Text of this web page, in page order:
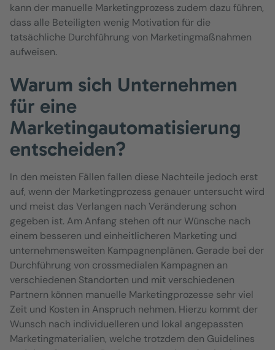
kann der manuelle Marketingprozess zudem dazu führen,
dass alle Beteiligten wenig Motivation für die
tatsächliche Durchführung von Marketingmaßnahmen
aufweisen.
Warum sich Unternehmen
für eine
Marketingautomatisierung
entscheiden?
In den meisten Fällen fallen diese Nachteile jedoch erst
auf, wenn der Marketingprozess genauer untersucht wird
und meist das Verlangen nach Veränderung schon
gegeben ist. Am Anfang stehen oft nur Wünsche nach
einem besseren und einheitlicheren Marketing und
unternehmensweiten Kampagnenplänen. Gerade bei der
Durchführung von crossmedialen Kampagnen an
verschiedenen Standorten und mit verschiedenen
Partnern können manuelle Marketingprozesse sehr viel
Zeit und Kosten in Anspruch nehmen. Hierzu kommt der
Wunsch nach individuelleren und lokal angepassten
Marketingmaterialien, welche trotzdem den Guidelines